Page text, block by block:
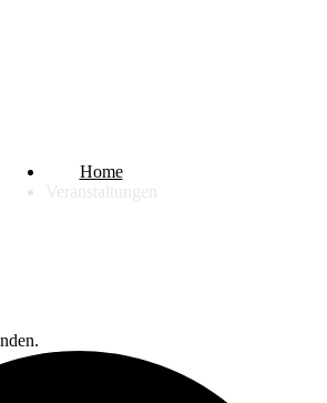
Home
Veranstaltungen